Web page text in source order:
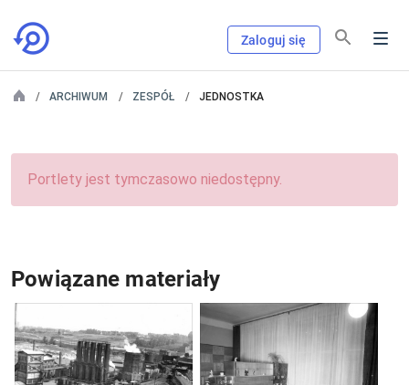
Zaloguj się
ARCHIWUM ZESPÓŁ JEDNOSTKA
Portlety jest tymczasowo niedostępny.
Powiązane materiały